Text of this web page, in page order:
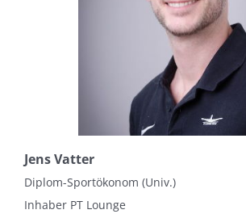
Jens Vatter
Diplom-Sportökonom (Univ.)
Inhaber PT Lounge